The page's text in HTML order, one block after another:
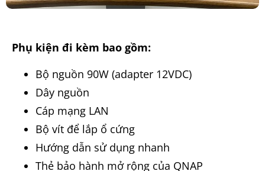
Phụ kiện đi kèm bao gồm:
Bộ nguồn 90W (adapter 12VDC)
Dây nguồn
Cáp mạng LAN
Bộ vít để lắp ổ cứng
Hướng dẫn sử dụng nhanh
Thẻ bảo hành mở rộng của QNAP